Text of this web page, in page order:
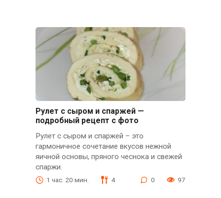
Рулет с сыром и спаржей —
подробный рецепт с фото
Рулет с сыром и спаржей – это
гармоничное сочетание вкусов нежной
яичной основы, пряного чеснока и свежей
спаржи.
1 час. 20 мин. 4 0 97